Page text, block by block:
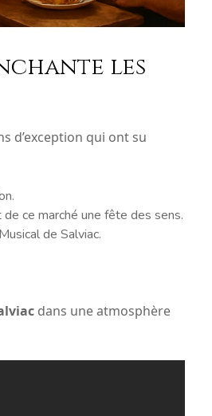
les
d’exception qui ont su
ce marché une fête des sens.
de Salviac.
dans une atmosphère